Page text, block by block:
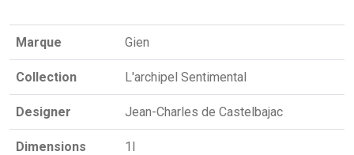
Marque Gien
Collection L'archipel Sentimental
Designer Jean-Charles de Castelbajac
Dimensions 1l